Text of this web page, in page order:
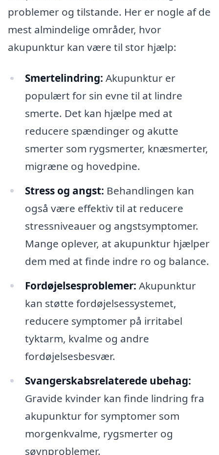
problemer og tilstande. Her er nogle af de
mest almindelige områder, hvor
akupunktur kan være til stor hjælp:
Smertelindring: Akupunktur er
populært for sin evne til at lindre
smerte. Det kan hjælpe med at
reducere spændinger og akutte
smerter som rygsmerter, knæsmerter,
migræne og hovedpine.
Stress og angst: Behandlingen kan
også være effektiv til at reducere
stressniveauer og angstsymptomer.
Mange oplever, at akupunktur hjælper
dem med at finde indre ro og balance.
Fordøjelsesproblemer: Akupunktur
kan støtte fordøjelsessystemet,
reducere symptomer på irritabel
tyktarm, kvalme og andre
fordøjelsesbesvær.
Svangerskabsrelaterede ubehag:
Gravide kvinder kan finde lindring fra
akupunktur for symptomer som
morgenkvalme, rygsmerter og
søvnproblemer.